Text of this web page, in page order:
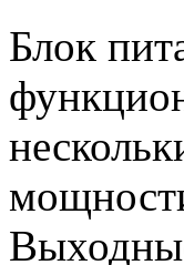
Блок